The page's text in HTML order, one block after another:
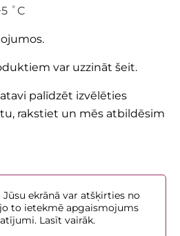
˚C
var uzzināt šeit.
palīdzēt izvēlēties
rakstiet un mēs atbildēsim
ekrānā var atšķirties no
to ietekmē apgaismojums
Lasīt vairāk.